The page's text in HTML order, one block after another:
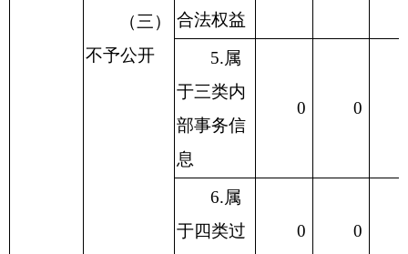
（三）
不予公开
合法权益
5.属
于三类内
部事务信
息
0 0
6.属
于四类过
0 0